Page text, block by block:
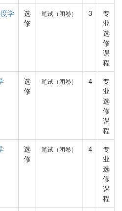
学
选
修
笔试（闭卷） 3
专
业
选
修
课
程
选
修
笔试（闭卷） 4
专
业
选
修
课
程
选
修
笔试（闭卷） 4
专
业
选
修
课
程